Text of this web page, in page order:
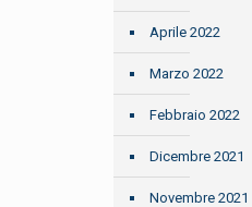
Aprile 2022
Marzo 2022
Febbraio 2022
Dicembre 2021
Novembre 2021